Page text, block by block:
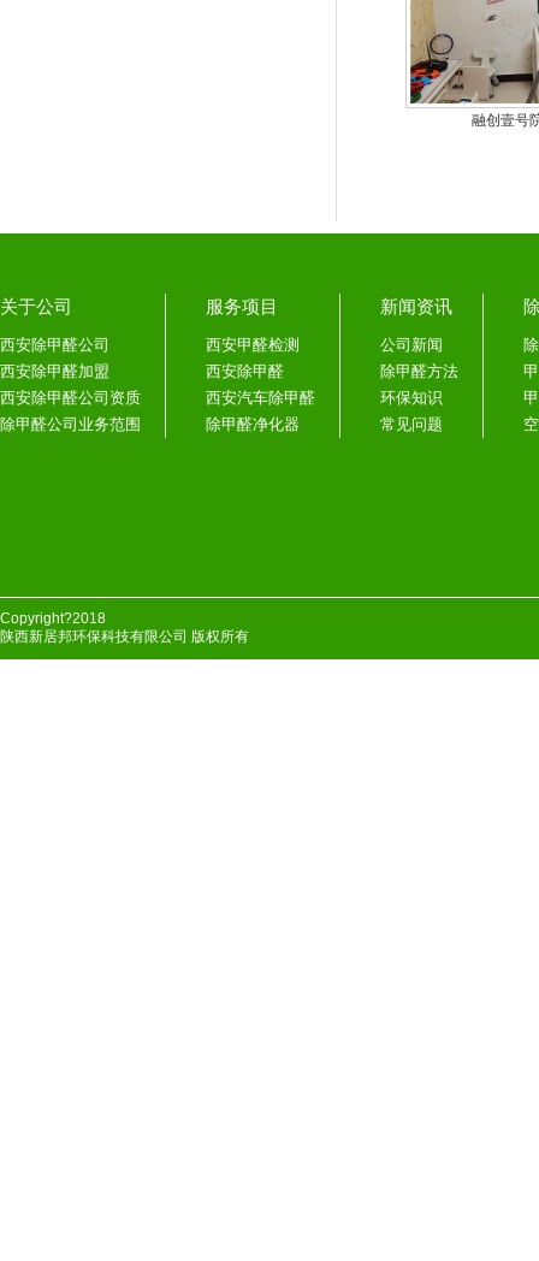
融创壹号
关于公司
西安除甲醛公司
西安除甲醛加盟
西安除甲醛公司资质
除甲醛公司业务范围
服务项目
西安甲醛检测
西安除甲醛
西安汽车除甲醛
除甲醛净化器
新闻资讯
公司新闻
除甲醛方法
环保知识
常见问题
Copyright?2018
陕西新居邦环保科技有限公司 版权所有